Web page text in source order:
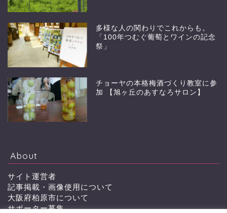
多様な人の関わりでこれからも。
「100年つむぐ葡萄とワインの記念
祭」
チョーヤの本格梅酒づくり教室に参
加 【旭ヶ丘のあすなろサロン】
About
サイト運営者
記事掲載・画像使用について
大阪府柏原市について
サポーター募集